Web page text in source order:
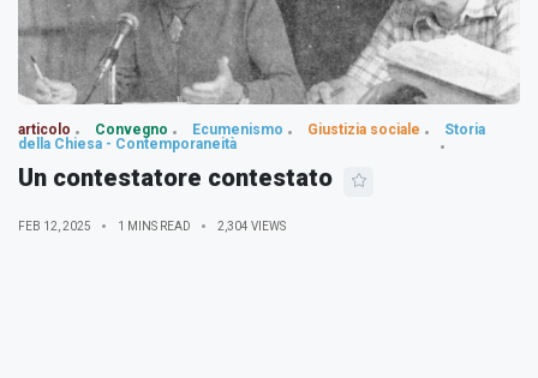
articolo Convegno Ecumenismo Giustizia sociale
Storia
della Chiesa - Contemporaneità
Un contestatore contestato
FEB 12, 2025 1 MINS READ 2,304 VIEWS